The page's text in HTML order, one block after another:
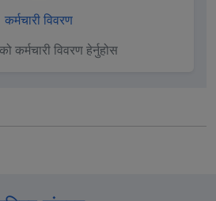
कर्मचारी विवरण
कर्मचारी विवरण हेर्नुहोस